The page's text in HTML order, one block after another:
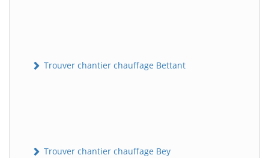
Trouver chantier chauffage Bettant
Trouver chantier chauffage Bey